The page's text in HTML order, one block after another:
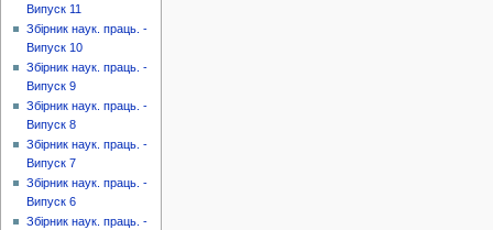
Випуск 11
Збірник наук. праць. -
Випуск 10
Збірник наук. праць. -
Випуск 9
Збірник наук. праць. -
Випуск 8
Збірник наук. праць. -
Випуск 7
Збірник наук. праць. -
Випуск 6
Збірник наук. праць. -